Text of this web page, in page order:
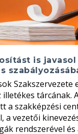
is javasol
Szakszervezete
illetékes tárcának.
a szakképzési
a vezetői
rendszerével